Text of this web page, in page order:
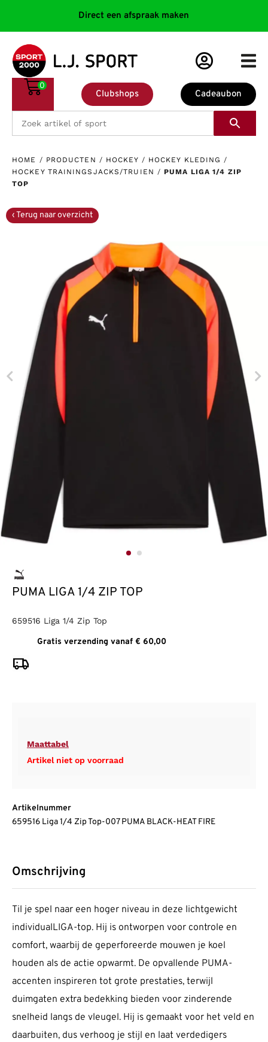
Direct een afspraak maken
Cadeaubon
Clubshops
0
HOME / PRODUCTEN / HOCKEY / HOCKEY KLEDING /
HOCKEY TRAININGSJACKS/TRUIEN /PUMA LIGA 1/4 ZIP
TOP
PUMA LIGA 1/4 ZIP TOP
659516 Liga 1/4 Zip Top
Gratis verzending vanaf € 60,00
Maattabel
Artikel niet op voorraad
Artikelnummer
659516 Liga 1/4 Zip Top-007 PUMA BLACK-HEAT FIRE
Omschrijving
Til je spel naar een hoger niveau in deze lichtgewicht
individualLIGA-top. Hij is ontworpen voor controle en
comfort, waarbij de geperforeerde mouwen je koel
houden als de actie opwarmt. De opvallende PUMA-
accenten inspireren tot grote prestaties, terwijl
duimgaten extra bedekking bieden voor zinderende
snelheid langs de vleugel. Hij is gemaakt voor het veld en
daarbuiten, dus verhoog je stijl en laat verdedigers